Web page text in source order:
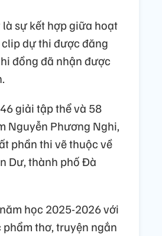
sự kết hợp giữa hoạt
dự thi được đăng
đồng đã nhận được
giải tập thể và 58
Nguyễn Phương Nghi,
phần thi vẽ thuộc về
Dư, thành phố Đà
học 2025-2026 với
thơ, truyện ngắn